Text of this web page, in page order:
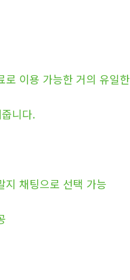
이용 가능한 거의 유일
니다.
지 채팅으로 선택 가능